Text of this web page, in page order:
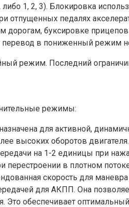
1, 2, 3). Блокировка
отпущенных педалях
буксировке
перевод в пониженный режим
режим. Последний
режимы:
для активной,
высоких оборотов
на 1-2 единицы при
в плотном
скорость для
для АКПП. Она
Это обеспечивает